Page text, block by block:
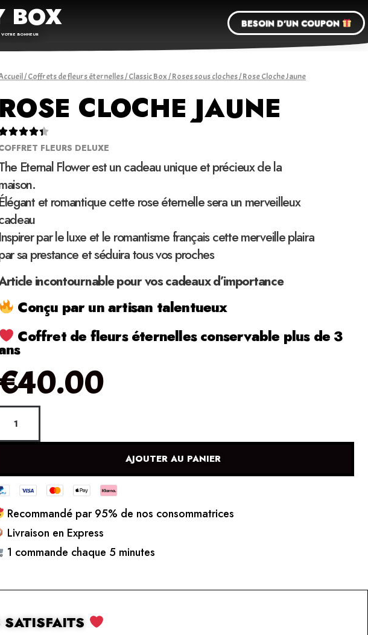
BOX
BONHEUR
BESOIN D'UN COUPON
/Coffrets de fleurs éternelles/Classic Box/Roses sous cloches/ Rose Cloche Jaune
ROSE CLOCHE JAUNE

FLEURS DELUXE
Eternal Flower est un cadeau unique et précieux de la
Élégant et romantique cette rose éternelle sera un merveilleux
Inspirer par le luxe et le romantisme français cette merveille plaira
sa prestance et séduira tous vos proches
incontournable pour vos cadeaux d’importance
Conçu par un artisan talentueux
Coffret de fleurs éternelles conservable plus de 3
40.00
AJOUTER AU PANIER
Recommandé par 95% de nos consommatrices
Livraison en Express
1 commande chaque 5 minutes